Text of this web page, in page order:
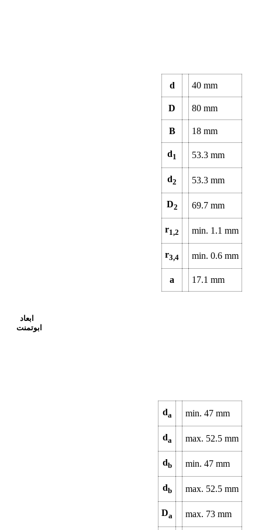
d 40mm
D 80mm
B 18mm
d1 53.3mm
d2 53.3mm
D2 69.7mm
r1,2 min. 1.1mm
r3,4 min. 0.6mm
a 17.1mm
ابعاد
ابوتمنت
da min. 47mm
da max. 52.5mm
db min. 47mm
db max. 52.5mm
Da max. 73mm